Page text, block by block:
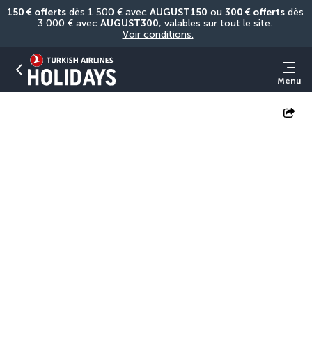
150 € offerts dès 1 500 € avec AUGUST150 ou 300 € offerts dès
3 000 € avec AUGUST300
Voir conditions.
Menu